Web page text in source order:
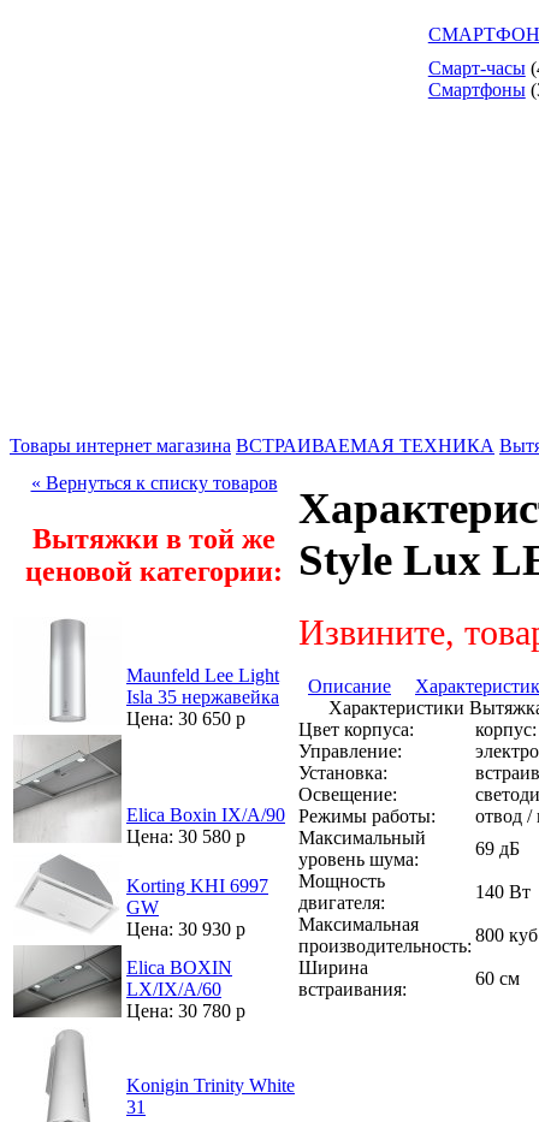
Смарт-часы
Смартфоны
Товары интернет магазина ВСТРАИВАЕМАЯ ТЕХНИКА
« Вернуться к списку товаров
Вытяжки в той же
ценовой категории:
Maunfeld Lee Light
Isla 35 нержавейка
Цена: 30 650 р
Elica Boxin IX/A/90
Цена: 30 580 р
Korting KHI 6997
GW
Цена: 30 930 р
Elica BOXIN
LX/IX/A/60
Цена: 30 780 р
Konigin Trinity White
31
Style Lux
Извините,
Описание
Характеристики
Цвет корпуса:
Управление:
Установка:
Освещение:
Режимы работы:
отвод /
Максимальный
уровень шума:
69 дБ
Мощность
двигателя:
140 Вт
Максимальная
производительность:
800
Ширина
встраивания:
60 см